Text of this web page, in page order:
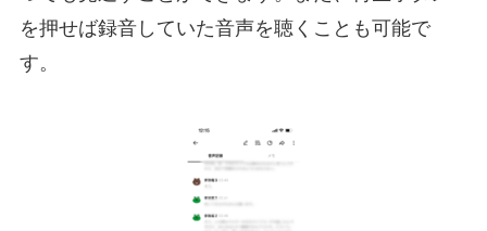
を押せば録音していた音声を聴くことも可能で
す。